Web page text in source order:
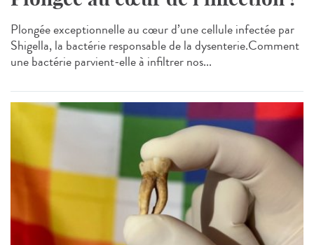
Plongée exceptionnelle au cœur d’une cellule infectée par
Shigella, la bactérie responsable de la dysenterie.Comment
une bactérie parvient-elle à infiltrer nos...